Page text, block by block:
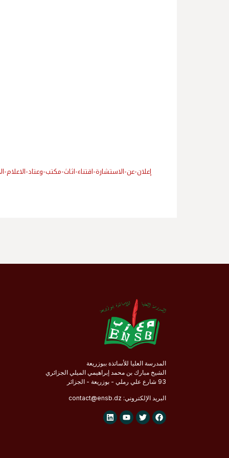
إعلان-عن-الاستشارة-اقتناء-اثاث-مكتب-وعتاد-الاعلام-
المدرسة العليا للأساتذة ببوزريعة
الشيخ مبارك بن محمد إبراهيمي الميلي الجزائري
93 شارع علي رملي - بوزريعة - الجزائر
البريد الإلكتروني: contact@ensb.dz